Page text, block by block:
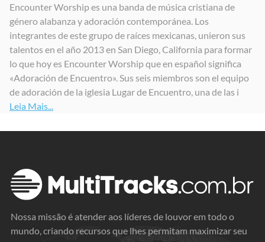
Encounter Worship es una banda de música cristiana de
género alabanza y adoración contemporánea. Los
integrantes de este grupo de raíces mexicanas, unieron sus
talentos en el año 2013 en San Diego, California para formar
lo que hoy es Encounter Worship que en español significa
«Adoración de Encuentro». Sus seis miembros son el equipo
de adoración de la iglesia Lugar de Encuentro, una de las i
Leia Mais...
Nossa missão é atender aos líderes de louvor em todo o
mundo, criando recursos que lhes permitam maximizar seu